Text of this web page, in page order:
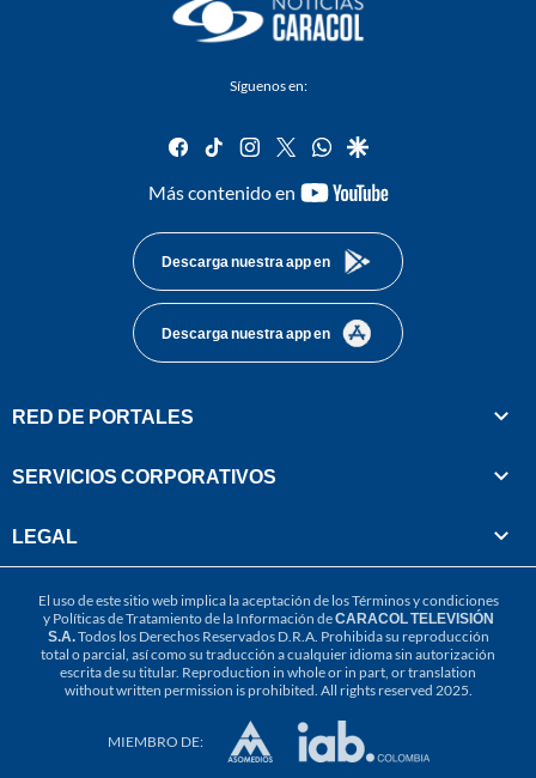
Síguenos en:
facebook
tiktok instagram
twitterwhatsapp
google
Más contenido en
youtube-
Descarga nuestra app en
Descarga nuestra app en
RED DE PORTALES
SERVICIOS CORPORATIVOS
LEGAL
El uso de este sitio web implica la aceptación de losTérminos y condiciones
y Políticas de Tratamiento de la Información deCARACOL TELEVISIÓN
S.A.Todos los Derechos Reservados D.R.A. Prohibida su reproducción
total o parcial, así como su traducción a cualquier idioma sin autorización
escrita de su titular. Reproduction in whole or in part, or translation
without written permission is prohibited. All rights reserved 2025.
MIEMBRO DE: